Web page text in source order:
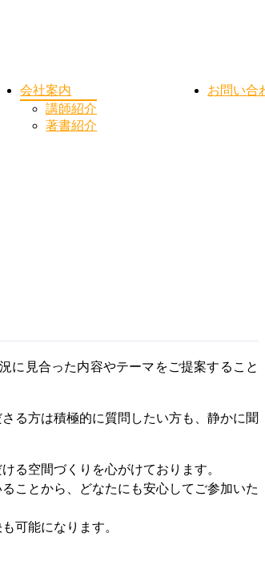
会社案内
講師紹介
著書紹介
お問い合
に見合った内容やテーマをご提案すること
る方は積極的に質問したい方も、静かに聞
る空間づくりを心がけております。
ことから、どなたにも安心してご参加いた
可能になります。